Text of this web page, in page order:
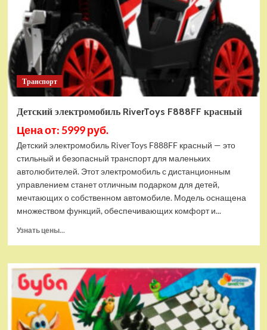
Транспорт
Детский электромобиль RiverToys F888FF красный
Цена от: 5999 руб.
Детский электромобиль RiverToys F888FF красный — это
стильный и безопасный транспорт для маленьких
автолюбителей. Этот электромобиль с дистанционным
управлением станет отличным подарком для детей,
мечтающих о собственном автомобиле. Модель оснащена
множеством функций, обеспечивающих комфорт и...
Узнать цены...
Детский
электромобиль
RiverToys
F888FF
красный